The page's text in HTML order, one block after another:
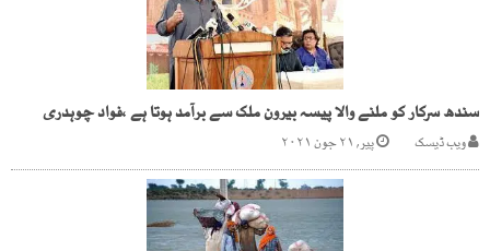
سندھ سرکار کو ملنے والا پیسہ بیرون ملک سے برآمد ہوتا ہے ،فواد چوہدری
ویب ڈیسک پیر, ۲۱ جون ۲۰۲۱